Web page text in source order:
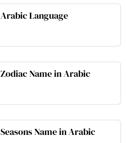
Arabic Language
Zodiac Name in Arabic
Seasons Name in Arabic